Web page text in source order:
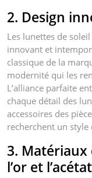
2. Design
Les lunettes de
innovant et
classique de la
modernité qui les
L’alliance parfaite
chaque détail des
accessoires des
recherchent un
3.
l’or et